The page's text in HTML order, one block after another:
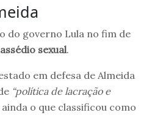
do governo Lula no fim de
sexual.
em defesa de Almeida
“política de lacração e
o que classificou como